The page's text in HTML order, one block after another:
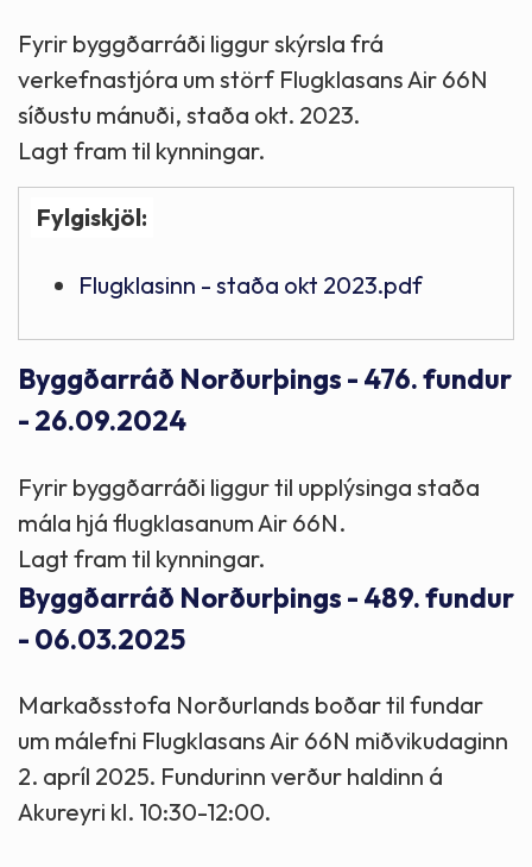
Fyrir byggðarráði liggur skýrsla frá
verkefnastjóra um störf Flugklasans Air 66N
síðustu mánuði, staða okt. 2023.
Lagt fram til kynningar.
Fylgiskjöl:
Flugklasinn - staða okt 2023.pdf
Byggðarráð Norðurþings - 476. fundur
- 26.09.2024
Fyrir byggðarráði liggur til upplýsinga staða
mála hjá flugklasanum Air 66N.
Lagt fram til kynningar.
Byggðarráð Norðurþings - 489. fundur
- 06.03.2025
Markaðsstofa Norðurlands boðar til fundar
um málefni Flugklasans Air 66N miðvikudaginn
2. apríl 2025. Fundurinn verður haldinn á
Akureyri kl. 10:30-12:00.